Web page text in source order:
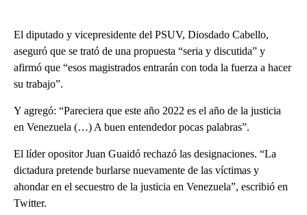
El diputado y vicepresidente del PSUV, Diosdado Cabello,
aseguró que se trató de una propuesta “seria y discutida” y
afirmó que “esos magistrados entrarán con toda la fuerza a hacer
su trabajo”.
Y agregó: “Pareciera que este año 2022 es el año de la justicia
en Venezuela (…) A buen entendedor pocas palabras”.
El líder opositor Juan Guaidó rechazó las designaciones. “La
dictadura pretende burlarse nuevamente de las víctimas y
ahondar en el secuestro de la justicia en Venezuela”, escribió en
Twitter.